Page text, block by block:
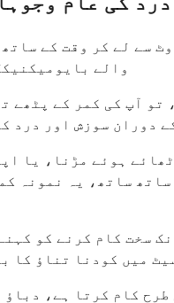
سے لے کر وقت کے
والے
آپ کی کمر کے پٹھے
دوران سوزش اور درد
ہوئے مڑنا، یا
ساتھ، یہ نمونہ
سخت کام کرنے کو
میں کودنا تناؤ کا
کام کرتا ہے، دباؤ